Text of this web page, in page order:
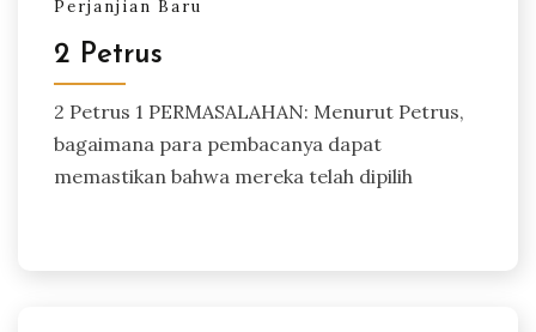
Perjanjian Baru
2 Petrus
2 Petrus 1 PERMASALAHAN: Menurut Petrus,
bagaimana para pembacanya dapat
memastikan bahwa mereka telah dipilih